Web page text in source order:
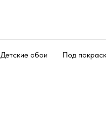
Детские обои Под